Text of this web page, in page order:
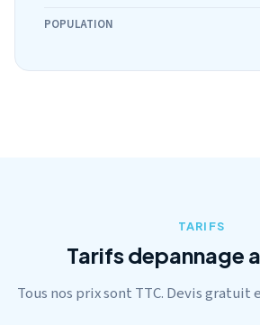
POPULATION
TARIFS
Tarifs depannage
Tous nos prix sont TTC. Devis gratuit